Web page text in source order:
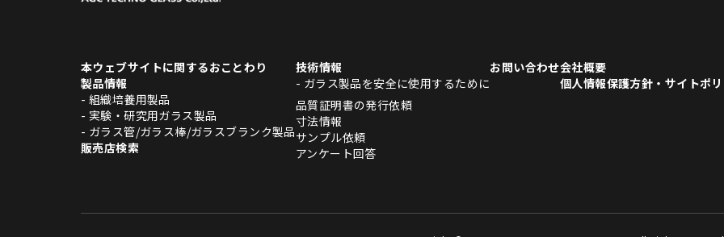
本ウェブサイトに関するおことわり
製品情報
- 組織培養用製品
- 実験・研究用ガラス製品
- ガラス管/ガラス棒/ガラスブランク製品
販売店検索
技術情報
- ガラス製品を安全に使用するために
品質証明書の発行依頼
寸法情報
サンプル依頼
アンケート回答
お問い合わせ会社概要
個人情報保護方針・サイトポ